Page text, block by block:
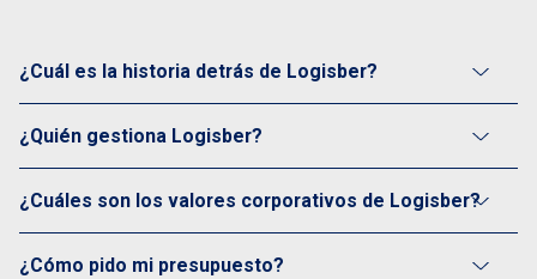
¿Cuál es la historia detrás de Logisber?
¿Quién gestiona Logisber?
¿Cuáles son los valores corporativos de Logisber?
¿Cómo pido mi presupuesto?